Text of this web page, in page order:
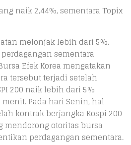
naik 2,44%, sementara Topix
melonjak lebih dari 5%,
sementara
Efek Korea mengatakan
tersebut terjadi setelah
200 naik lebih dari 5%
Pada hari Senin, hal
kontrak berjangka Kospi 200
mendorong otoritas bursa
perdagangan sementara.